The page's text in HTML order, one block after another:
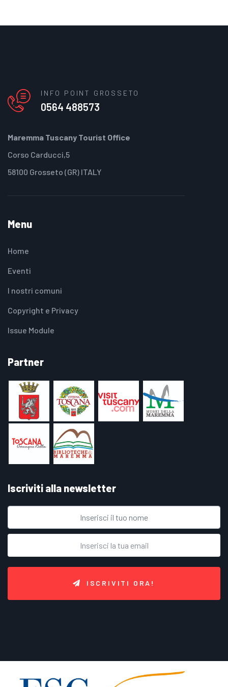
INFO POINT GROSSETO
0564 488573
Maremma Tuscany Tourist Office
Corso Carducci,5
58100 Grosseto (GR) ITALY
Menu
Home
Eventi
I nostri comuni
Copyright e Privacy
Issue Module
Partner
Iscriviti alla newsletter
ISCRIVITI ORA!